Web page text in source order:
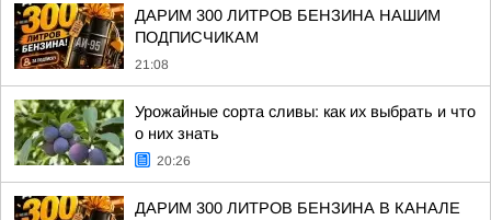
ДАРИМ 300 ЛИТРОВ БЕНЗИНА НАШИМ
ПОДПИСЧИКАМ
21:08
Урожайные сорта сливы: как их выбрать и что
о них знать
20:26
ДАРИМ 300 ЛИТРОВ БЕНЗИНА В КАНАЛЕ